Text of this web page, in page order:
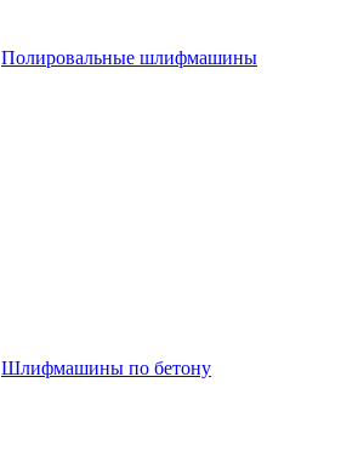
Полировальные шлифмашины
Шлифмашины по бетону